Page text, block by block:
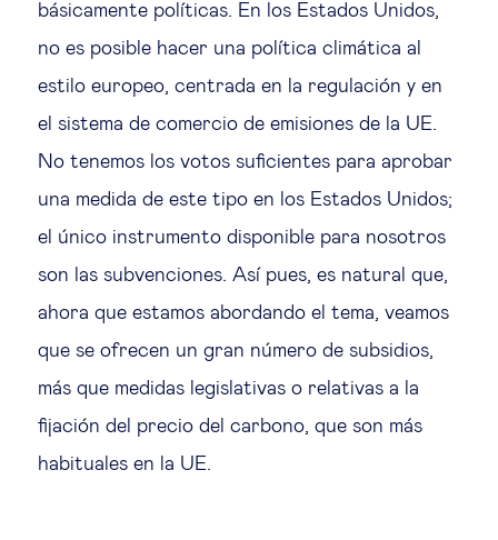
básicamente políticas. En los Estados Unidos,
no es posible hacer una política climática al
estilo europeo, centrada en la regulación y en
el sistema de comercio de emisiones de la UE.
No tenemos los votos suficientes para aprobar
una medida de este tipo en los Estados Unidos;
el único instrumento disponible para nosotros
son las subvenciones. Así pues, es natural que,
ahora que estamos abordando el tema, veamos
que se ofrecen un gran número de subsidios,
más que medidas legislativas o relativas a la
fijación del precio del carbono, que son más
habituales en la UE.